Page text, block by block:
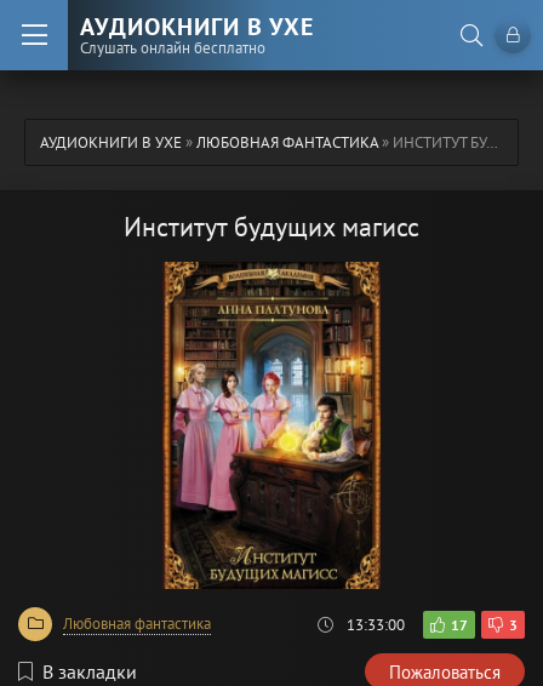
АУДИОКНИГИ В УХЕ
Слушать онлайн бесплатно
АУДИОКНИГИ В УХЕ»ЛЮБОВНАЯ ФАНТАСТИКА» ИНСТИТУТ БУДУЩИХ МАГИСС
Институт будущих магисс
Любовная фантастика 13:33:00 17 3
В закладки Пожаловаться